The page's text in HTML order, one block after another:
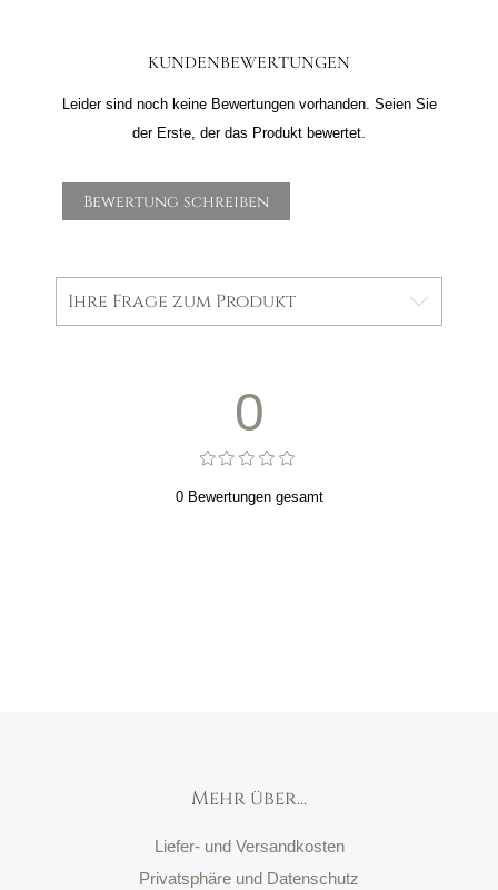
KUNDENBEWERTUNGEN
Leider sind noch keine Bewertungen vorhanden. Seien Sie
der Erste, der das Produkt bewertet.
Bewertung schreiben
Ihre Frage zum Produkt
0
0 Bewertungen gesamt
Mehr über...
Liefer- und Versandkosten
Privatsphäre und Datenschutz